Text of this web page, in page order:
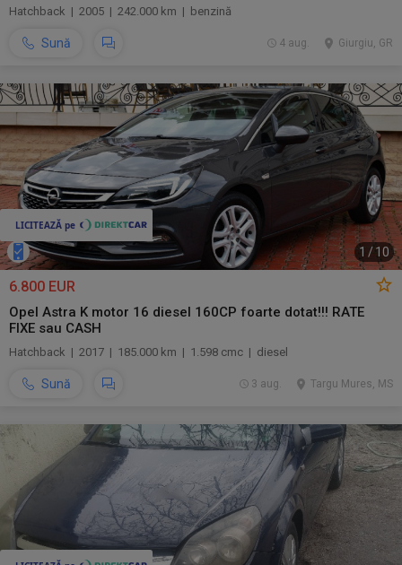
Hatchback | 2005 | 242.000 km | benzină
Sună Giurgiu, GR
4 aug.
1 /10
6.800 EUR
Opel Astra K motor 16 diesel 160CP foarte dotat!!! RATE
FIXE sau CASH
Hatchback | 2017 | 185.000 km | 1.598 cmc | diesel
Sună Targu Mures, MS
3 aug.